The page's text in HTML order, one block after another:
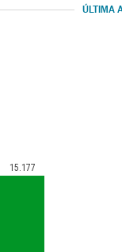
ÚLTIMA
15.177